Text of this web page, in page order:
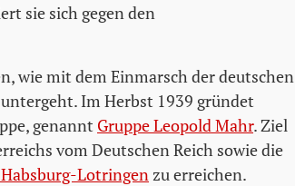
sie sich gegen den
wie mit dem Einmarsch der deutschen
Im Herbst 1939 gründet
genannt Gruppe Leopold Mahr. Ziel
vom Deutschen Reich sowie die
Lotringenzu erreichen.